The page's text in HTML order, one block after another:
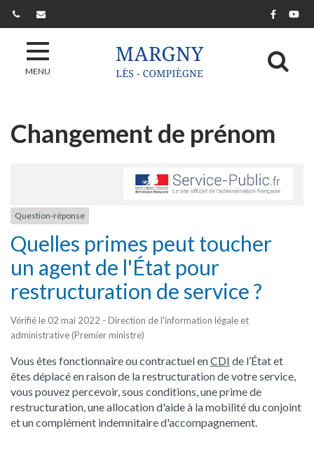
Lien
MENU
Changement de prénom
Question-réponse
Quelles primes peut toucher
un agent de l'État pour
restructuration de service ?
Vérifié le 02 mai 2022 - Direction de l'information légale et
administrative (Premier ministre)
Vous êtes fonctionnaire ou contractuel enCDI de l’État et
êtes déplacé en raison de la restructuration de votre service,
vous pouvez percevoir, sous conditions, une prime de
restructuration, une allocation d'aide à la mobilité du conjoint
et un complément indemnitaire d'accompagnement.